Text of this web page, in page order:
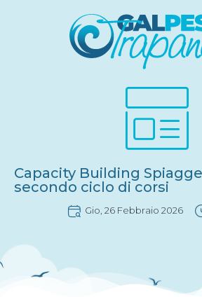
Capacity Building
secondo ciclo di corsi
Gio, 26 Febbraio 2026